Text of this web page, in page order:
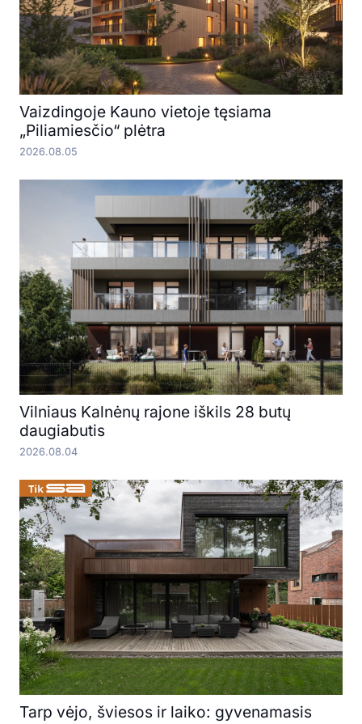
Vaizdingoje Kauno vietoje tęsiama
„Piliamiesčio“ plėtra
2026.08.05
Vilniaus Kalnėnų rajone iškils 28 butų
daugiabutis
2026.08.04
Tarp vėjo, šviesos ir laiko: gyvenamasis